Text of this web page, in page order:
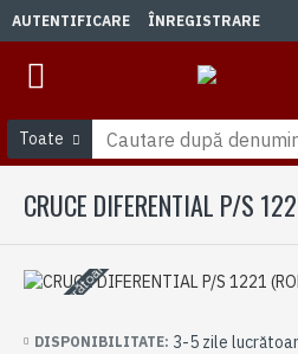
AUTENTIFICARE ÎNREGISTRARE
Toate
CRUCE DIFERENTIAL P/S
3-5 zile lucrătoare
DISPONIBILITATE: 3-5 zile